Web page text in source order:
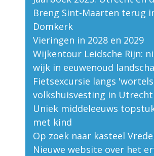
Breng Sint-Maarten terug
Domkerk
Vieringen in 2028 en 2029
Wijkentour Leidsche Rijn:
wijk in eeuwenoud
Fietsexcursie langs
volkshuisvesting in Utrecht
Uniek middeleeuws
met kind
Op zoek naar kasteel
Nieuwe website over het